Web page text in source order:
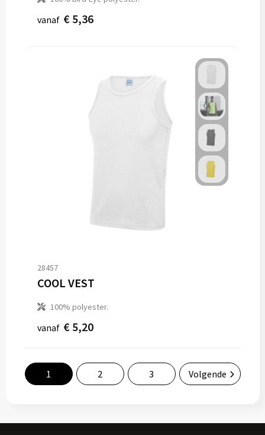
vanaf € 5,36
28457
COOL VEST
100% polyester.
vanaf € 5,20
1 2 3 Volgende